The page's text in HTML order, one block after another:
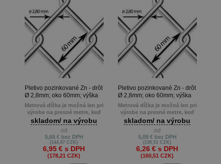
Pletivo pozinkované Zn - drôt
Ø 2,8mm; oko 60mm; výška
200cm
Metrová dĺžka je možná len pri
výrobe na presné metre, keď
zákazník potrebuje napr. 22m ,
13m atď.
Min. odber je 10 m.
skladom/ na výrobu
od
5,65 € bez DPH
(144,87 CZK)
6,95 € s DPH
(178,21 CZK)
Pletivo pozinkované Zn - drôt
Ø 2,8mm; oko 60mm; výška
180cm
Metrová dĺžka je možná len pri
výrobe na presné metre, keď
zákazník potrebuje napr. 22m ,
13m atď.
Min. odber je 10 m.
skladom/ na výrobu
od
5,09 € bez DPH
(130,51 CZK)
6,26 € s DPH
(160,51 CZK)